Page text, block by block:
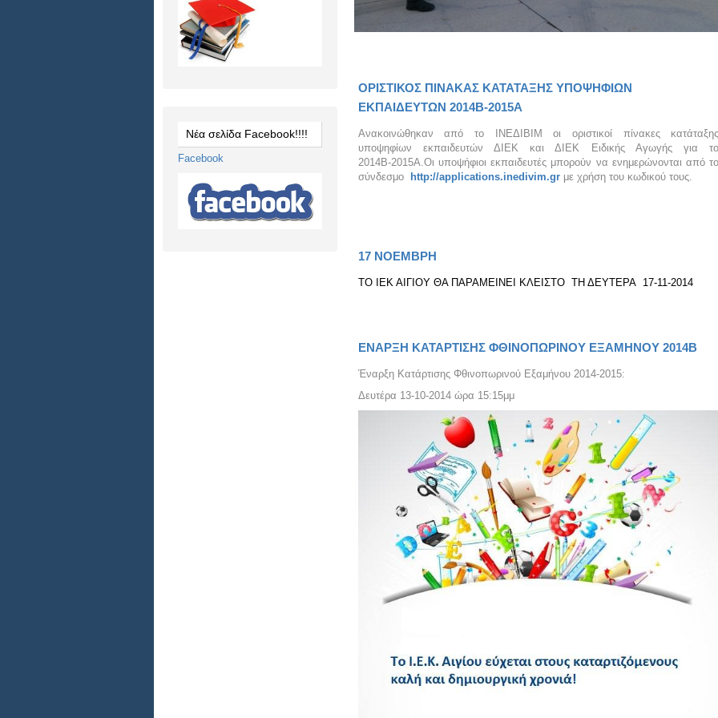
Νέα σελίδα Facebook!!!!
Facebook
ΟΡΙΣΤΙΚΟΣ ΠΙΝΑΚΑΣ ΚΑΤΑΤΑΞΗΣ ΥΠΟΨΗΦΙΩΝ
ΕΚΠΑΙΔΕΥΤΩΝ 2014Β-2015Α
Ανακοινώθηκαν από το ΙΝΕΔΙΒΙΜ οι οριστικοί πίνακες κατάταξης
υποψηφίων εκπαιδευτών ΔΙΕΚ και ΔΙΕΚ Ειδικής Αγωγής για το
2014Β-2015Α.Οι υποψήφιοι εκπαιδευτές μπορούν να ενημερώνονται από το
σύνδεσμο http://applications.inedivim.gr με χρήση του κωδικού τους.
17 ΝΟΕΜΒΡΗ
ΤΟ ΙΕΚ ΑΙΓΙΟΥ ΘΑ ΠΑΡΑΜΕΙΝΕΙ ΚΛΕΙΣΤΟ ΤΗ ΔΕΥΤΕΡΑ 17-11-2014
ΕΝΑΡΞΗ ΚΑΤΑΡΤΙΣΗΣ ΦΘΙΝΟΠΩΡΙΝΟΥ ΕΞΑΜΗΝΟΥ 2014Β
Έναρξη Κατάρτισης Φθινοπωρινού Εξαμήνου 2014-2015:
Δευτέρα 13-10-2014 ώρα 15:15μμ